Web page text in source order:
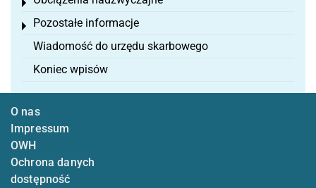
Toggle menu
Pozostałe informacje
Toggle menu
Wiadomość do urzędu skarbowego
Koniec wpisów
O nas
Impressum
OWH
Ochrona danych
dostępność